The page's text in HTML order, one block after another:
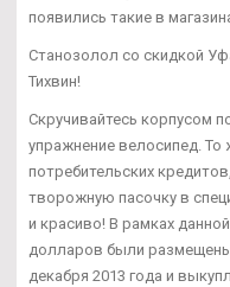
появились такие в
Станозолол со скидкой
Тихвин!
Скручивайтесь корпусом
упражнение велосипед. То
потребительских
творожную пасочку в
и красиво! В рамках
долларов были
декабря 2013 года и